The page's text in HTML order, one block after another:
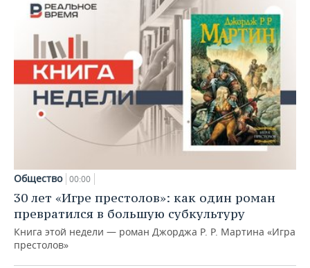
Общество 00:00
30 лет «Игре престолов»: как один роман
превратился в большую субкультуру
Книга этой недели — роман Джорджа Р. Р. Мартина «Игра
престолов»